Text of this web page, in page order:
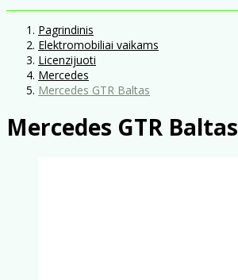
Pagrindinis
Elektromobiliai vaikams
Licenzijuoti
Mercedes
Mercedes GTR Baltas
Mercedes GTR Baltas